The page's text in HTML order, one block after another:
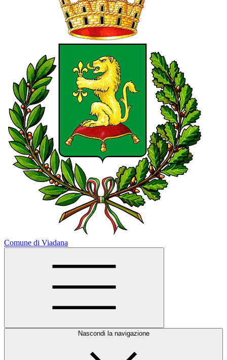
Comune di Viadana
Nascondi la navigazione